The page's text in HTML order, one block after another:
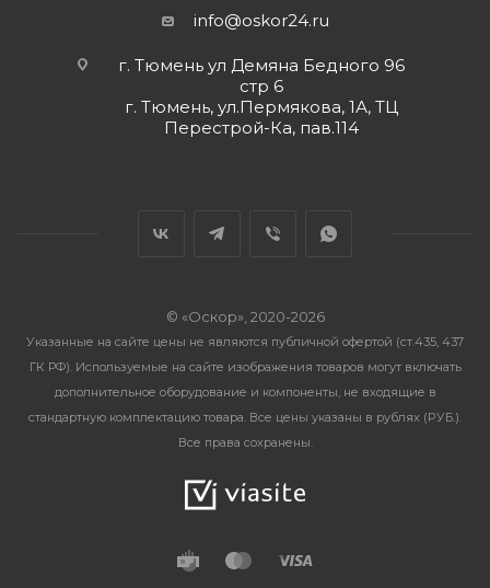
info@oskor24.ru
г. Тюмень ул Демяна Бедного 96
стр 6
г. Тюмень, ул.Пермякова, 1А, ТЦ
Перестрой-Ка, пав.114
© «Оскор», 2020-2026
Указанные на сайте цены не являются публичной офертой (ст.435, 437
ГК РФ). Используемые на сайте изображения товаров могут включать
дополнительное оборудование и компоненты, не входящие в
стандартную комплектацию товара. Все цены указаны в рублях (PУБ.).
Все права сохранены.